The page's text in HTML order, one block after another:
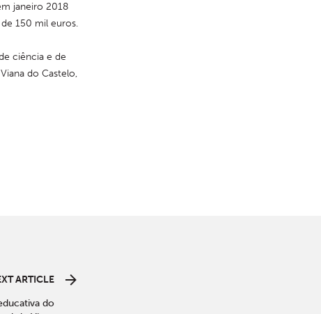
janeiro 2018
150 mil euros.
ciência e de
do Castelo,
ARTICLE
do